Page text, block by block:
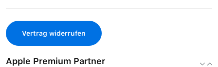
Vertrag widerrufen
Apple Premium Partner